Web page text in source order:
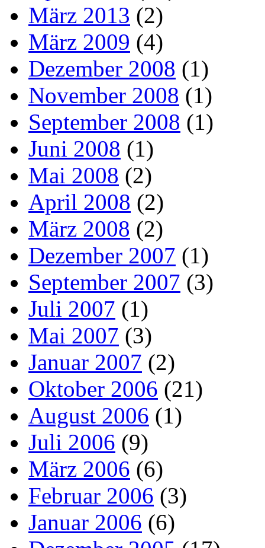
März 2013 (2)
März 2009 (4)
Dezember 2008 (1)
November 2008 (1)
September 2008 (1)
Juni 2008 (1)
Mai 2008 (2)
April 2008 (2)
März 2008 (2)
Dezember 2007 (1)
September 2007 (3)
Juli 2007 (1)
Mai 2007 (3)
Januar 2007 (2)
Oktober 2006 (21)
August 2006 (1)
Juli 2006 (9)
März 2006 (6)
Februar 2006 (3)
Januar 2006 (6)